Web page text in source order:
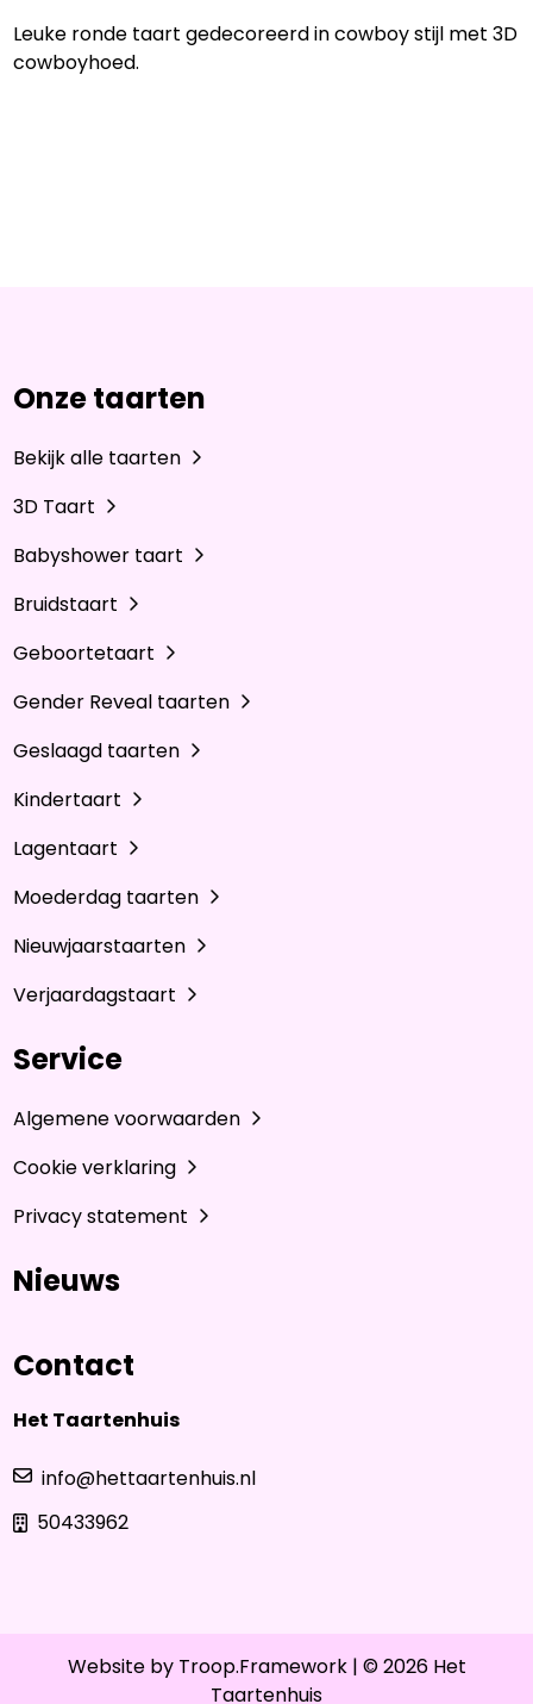
Leuke ronde taart gedecoreerd in cowboy stijl met 3D
cowboyhoed.
Onze taarten
Bekijk alle taarten
3D Taart
Babyshower taart
Bruidstaart
Geboortetaart
Gender Reveal taarten
Geslaagd taarten
Kindertaart
Lagentaart
Moederdag taarten
Nieuwjaarstaarten
Verjaardagstaart
Service
Algemene voorwaarden
Cookie verklaring
Privacy statement
Nieuws
Contact
Het Taartenhuis
info@hettaartenhuis.nl
50433962
Website by Troop.Framework| © 2026 Het
Taartenhuis